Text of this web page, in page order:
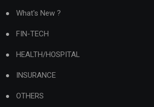
What's New ?
FIN-TECH
HEALTH/HOSPITAL
INSURANCE
OTHERS